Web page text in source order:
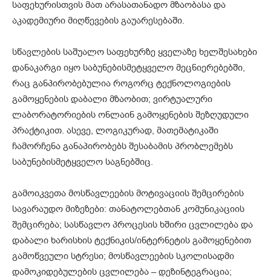
საფეხურისთვის მათ არასათანადო მზაობასა და
აკადემიური მიღწევების გაუარესებაში.
სწავლების საშუალო საფეხურზე ყველაზე ხელშესახები
დანაკარგი იყო საბუნებისმეტყველო მეცნიერებებში,
რაც განპირობებულია როგორც ტექნოლოგიების
გამოყენების დაბალი მზაობით; ვირტუალური
ლაბორატორიების ონლაინ გამოყენების შეზღუდული
პრაქტიკით. ასევე, ლოგიკურად, მათემატიკაში
ჩამორჩენა განაპირობებს შესაბამის პრობლემებს
საბუნებისმეტყველო საგნებშიც.
გამოიკვეთა მოსწავლეების მოტივაციის შემცირების
სავარაუდო მიზეზები: თანატოლებთან კომუნიკაციის
შემცირება; სასწავლო პროცესის ხშირი ცვლილება და
დაბალი ხარისხის ტექნიკის/ინტერნეტის გამოყენებით
გამოწვეული სტრესი; მოსწავლეების სკოლისადმი
დამოკიდებულების ცვლილება – დეზინტეგრაცია;